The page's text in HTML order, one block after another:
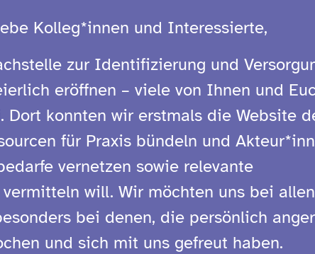
Kolleg*innen und Interessierte,
zur Identifizierung und
eröffnen – viele von Ihnen und
konnten wir erstmals die Website
für Praxis bündeln und
vernetzen sowie relevante
will. Wir möchten uns bei allen
bei denen, die persönlich
und sich mit uns gefreut haben.